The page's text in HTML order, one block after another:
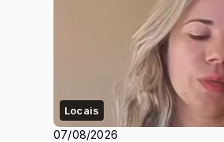
Locais
07/08/2026